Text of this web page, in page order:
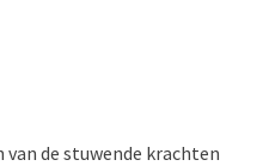
van de stuwende krachten